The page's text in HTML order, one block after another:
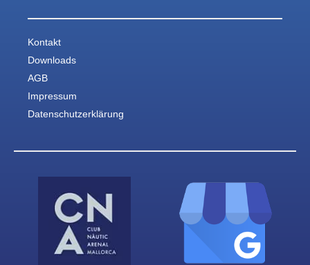
Kontakt
Downloads
AGB
Impressum
Datenschutzerklärung